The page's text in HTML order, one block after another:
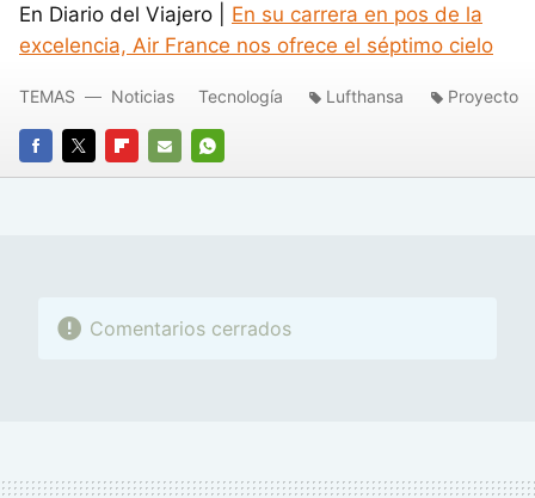
En Diario del Viajero | En su carrera en pos de la
excelencia, Air France nos ofrece el séptimo cielo
FACEBOOK
TWITTERFLIPBOARD
E-
WHATSAPP
TEMAS Noticias Tecnología Lufthansa Proyecto
Comentarios cerrados